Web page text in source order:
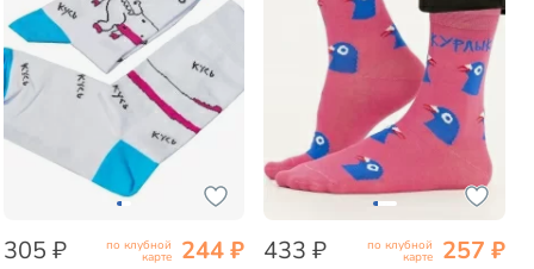
305 ₽ по клубной
карте 244 ₽ 433 ₽ по клубной
карте 257 ₽